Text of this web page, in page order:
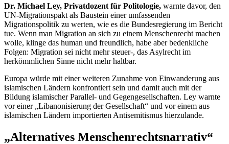
Dr. Michael Ley, Privatdozent für Politologie, warnte davor, den
UN-Migrationspakt als Baustein einer umfassenden
Migrationspolitik zu werten, wie es die Bundesregierung im Bericht
tue. Wenn man Migration an sich zu einem Menschenrecht machen
wolle, klinge das human und freundlich, habe aber bedenkliche
Folgen: Migration sei nicht mehr steuer-, das Asylrecht im
herkömmlichen Sinne nicht mehr haltbar.
Europa würde mit einer weiteren Zunahme von Einwanderung aus
islamischen Ländern konfrontiert sein und damit auch mit der
Bildung islamischer Parallel- und Gegengesellschaften. Ley warnte
vor einer „Libanonisierung der Gesellschaft“ und vor einem aus
islamischen Ländern importierten Antisemitismus hierzulande.
„Alternatives Menschenrechtsnarrativ“